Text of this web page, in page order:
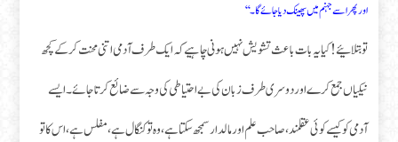
اور پھر اسے جہنم میں پھینک دیا جائے گا۔‘‘
تو بتلا ئیے! کیا یہ بات باعث تشویش نہیں ہونی چاہیے کہ ایک طرف آدمی اتنی محنت کر کے کچھ
نیکیاں جمع کرے اور دوسری طرف زبان کی بے احتیاطی کی وجہ سے ضائع کرتا جائے۔ ایسے
آدمی کو کیسے کوئی عقلمند، صاحب علم اور مالدار سمجھ سکتا ہے، وہ تو کنگال ہے، مفلس ہے، اس کا تو